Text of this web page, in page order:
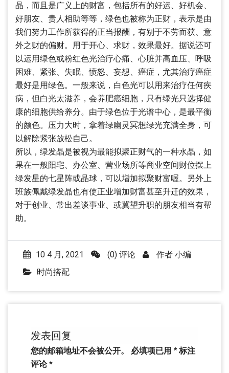
晶，而且是广义上的财富，包括所有的好运、好机会、
好朋友、贵人相助等等，绿色也被称为正财，表示是由
我们努力工作所获得的正当报酬，有别于不劳而获、意
外之财的偏财。用于开心、求财，效果最好。据说还可
以运用绿色或粉红色光治疗心痛、心脏并高血压、呼吸
困难、紧张、失眠、愤怒、妄想、癌症，尤其治疗癌症
最好是用绿色。一般来说，白色光可以用来治疗任何疾
病，但白光太滋养，会养肥癌细胞，只有绿光只选择健
康的细胞供给养分。由于绿色位于光谱中心，是最平衡
的颜色。压力大时，拿着绿幽灵冥想绿光充满全身，可
以解除紧张放松自己。
所以，绿发晶是被视为最能拟聚正财气的一种水晶，如
果在一般阳宅、办公室、营业场所等商业空间财位摆上
绿发星的七星阵或晶球，可以增加拟聚财富喔。另外上
班族佩戴绿发晶也有使正业增加财富甚至升迁的效果，
对于创业、常出差谈事业、或冀望升职的朋友相当有帮
助。
10 4 月, 2021 (0) 评论 作者 小编
时尚搭配
发表回复
您的邮箱地址不会被公开。 必填项已用 * 标注
评论*